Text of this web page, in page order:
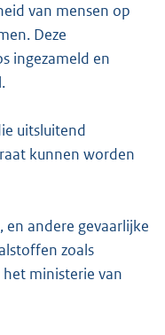
van mensen op
Deze
ingezameld en
uitsluitend
kunnen worden
en andere gevaarlijke
zoals
ministerie van